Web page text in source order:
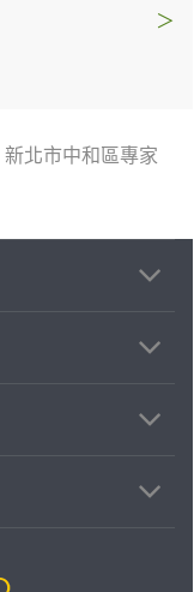
＞
新北市中和區專家